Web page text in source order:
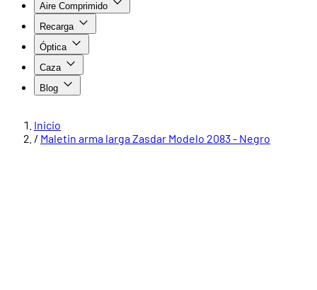
Aire Comprimido
Recarga
Óptica
Caza
Blog
Inicio
/ Maletin arma larga Zasdar Modelo 2083 - Negro